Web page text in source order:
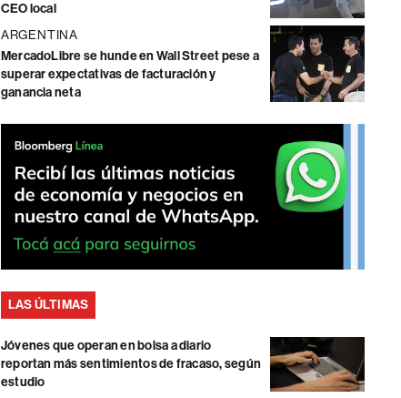
CEO local
ARGENTINA
MercadoLibre se hunde en Wall Street pese a
superar expectativas de facturación y
ganancia neta
LAS ÚLTIMAS
Jóvenes que operan en bolsa a diario
reportan más sentimientos de fracaso, según
estudio